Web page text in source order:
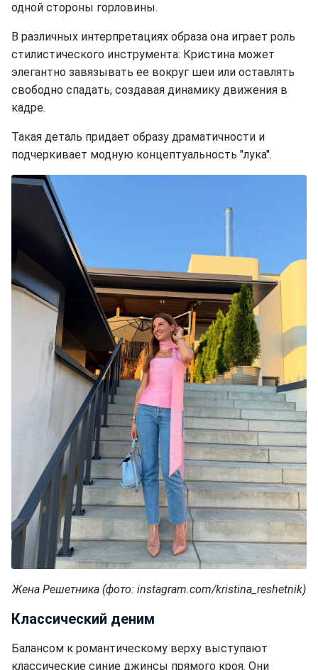
одной стороны горловины.
В различных интерпретациях образа она играет роль
стилистического инструмента: Кристина может
элегантно завязывать ее вокруг шеи или оставлять
свободно спадать, создавая динамику движения в
кадре.
Такая деталь придает образу драматичности и
подчеркивает модную концептуальность "лука".
Жена Решетника (фото: instagram.com/kristina_reshetnik)
Классический деним
Балансом к романтическому верху выступают
классические синие джинсы прямого кроя. Они